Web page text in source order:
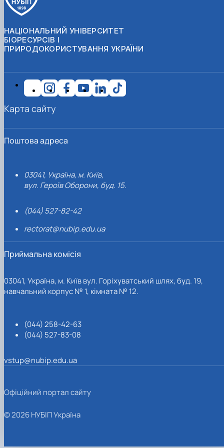
НАЦІОНАЛЬНИЙ УНІВЕРСИТЕТ
БІОРЕСУРСІВ І
ПРИРОДОКОРИСТУВАННЯ УКРАЇНИ
Поштова адреса
03041, Україна, м. Київ,
вул. Героїв Оборони, буд. 15.
(044) 527-82-42
rectorat@nubip.edu.ua
Приймальна комісія
03041, Україна, м. Київ вул. Горіхуватський шлях, буд. 19,
навчальний корпус № 1, кімната № 12.
(044) 258-42-63
(044) 527-83-08
vstup@nubip.edu.ua
Карта сайту
Офіційний портал сайту
© 2026 НУБІП Україна